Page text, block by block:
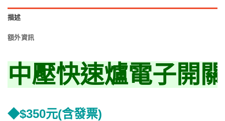
描述
額外資訊
中壓快速爐電子開關
◆$350元(含發票)